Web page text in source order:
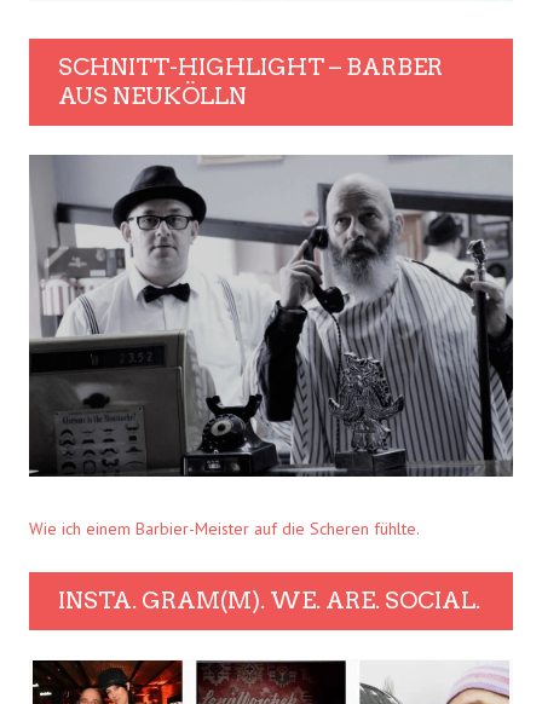
SCHNITT-HIGHLIGHT – BARBER
AUS NEUKÖLLN
Wie ich einem Barbier-Meister auf die Scheren fühlte.
INSTA. GRAM(M). WE. ARE. SOCIAL.